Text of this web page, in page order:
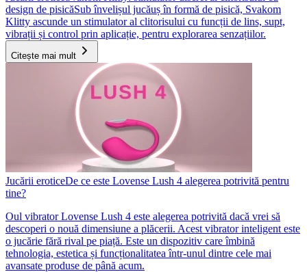
design de pisicăSub învelișul jucăuș în formă de pisică, Svakom
Klitty ascunde un stimulator al clitorisului cu funcții de lins, supt,
vibrații și control prin aplicație, pentru explorarea senzațiilor.
Citește mai mult
Jucării eroticeDe ce este Lovense Lush 4 alegerea potrivită pentru
tine?
Oul vibrator Lovense Lush 4 este alegerea potrivită dacă vrei să
descoperi o nouă dimensiune a plăcerii. Acest vibrator inteligent este
o jucărie fără rival pe piață. Este un dispozitiv care îmbină
tehnologia, estetica și funcționalitatea într-unul dintre cele mai
avansate produse de până acum.